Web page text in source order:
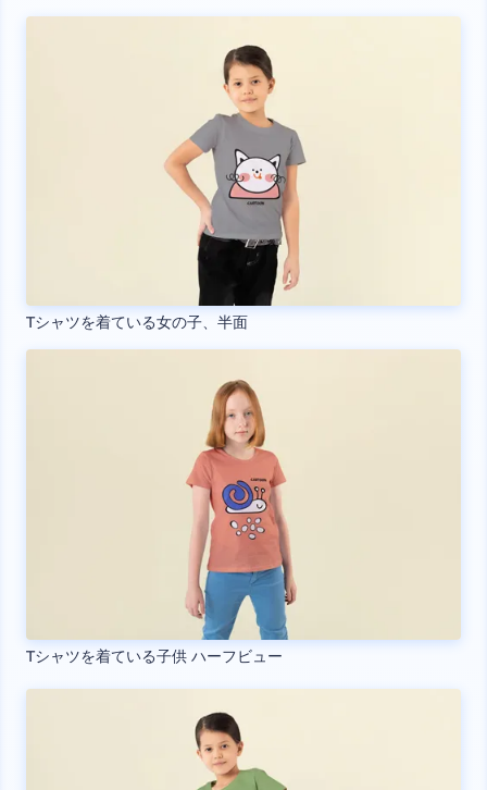
Tシャツを着ている女の子、半面
Tシャツを着ている子供 ハーフビュー